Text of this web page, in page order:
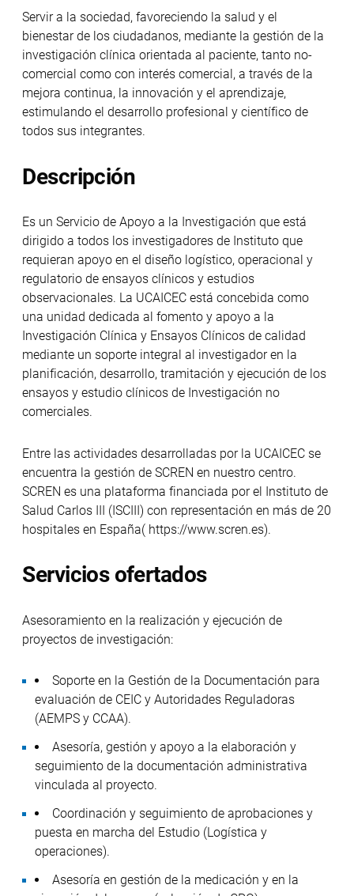
Servir a la sociedad, favoreciendo la salud y el
bienestar de los ciudadanos, mediante la gestión de la
investigación clínica orientada al paciente, tanto no-
comercial como con interés comercial, a través de la
mejora continua, la innovación y el aprendizaje,
estimulando el desarrollo profesional y científico de
todos sus integrantes.
Descripción
Es un Servicio de Apoyo a la Investigación que está
dirigido a todos los investigadores de Instituto que
requieran apoyo en el diseño logístico, operacional y
regulatorio de ensayos clínicos y estudios
observacionales. La UCAICEC está concebida como
una unidad dedicada al fomento y apoyo a la
Investigación Clínica y Ensayos Clínicos de calidad
mediante un soporte integral al investigador en la
planificación, desarrollo, tramitación y ejecución de los
ensayos y estudio clínicos de Investigación no
comerciales.
Entre las actividades desarrolladas por la UCAICEC se
encuentra la gestión de SCREN en nuestro centro.
SCREN es una plataforma financiada por el Instituto de
Salud Carlos III (ISCIII) con representación en más de 20
hospitales en España( https://www.scren.es).
Servicios ofertados
Asesoramiento en la realización y ejecución de
proyectos de investigación:
Soporte en la Gestión de la Documentación para
evaluación de CEIC y Autoridades Reguladoras
(AEMPS y CCAA).
Asesoría, gestión y apoyo a la elaboración y
seguimiento de la documentación administrativa
vinculada al proyecto.
Coordinación y seguimiento de aprobaciones y
puesta en marcha del Estudio (Logística y
operaciones).
Asesoría en gestión de la medicación y en la